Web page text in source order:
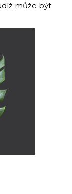
může být